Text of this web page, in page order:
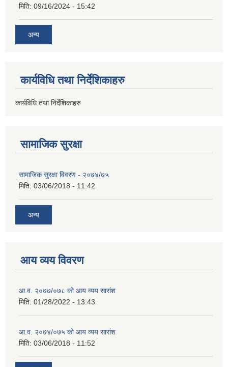
मिति: 09/16/2024 - 15:42
अन्य
कार्यविधि तथा निर्देशिकाहरु
कार्यविधि तथा निर्देशिकाहरु
सामाजिक सुरक्षा
सामाजिक सुरक्षा विवरण - २०७४/७५
मिति: 03/06/2018 - 11:42
अन्य
आय व्यय विवरण
आ.व. २०७७/०७८ को आय व्यय सारांश
मिति: 01/28/2022 - 13:43
आ.व. २०७४/०७५ को आय व्यय सारांश
मिति: 03/06/2018 - 11:52